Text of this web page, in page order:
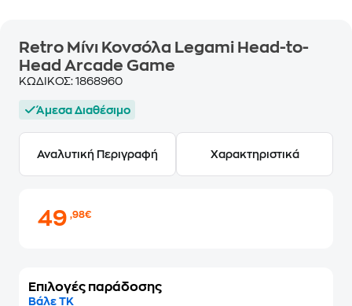
Retro Μίνι Κονσόλα Legami Head-to-
Head Arcade Game
ΚΩΔΙΚΟΣ: 1868960
Άμεσα Διαθέσιμο
Αναλυτική Περιγραφή Χαρακτηριστικά
49,98€
Επιλογές παράδοσης
Βάλε ΤΚ